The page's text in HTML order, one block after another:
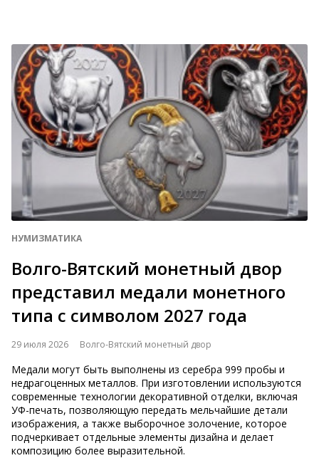
НУМИЗМАТИКА
Волго-Вятский монетный двор
представил медали монетного
типа с символом 2027 года
29 июля 2026 Волго-Вятский монетный двор
Медали могут быть выполнены из серебра 999 пробы и
недрагоценных металлов. При изготовлении используются
современные технологии декоративной отделки, включая
УФ-печать, позволяющую передать мельчайшие детали
изображения, а также выборочное золочение, которое
подчеркивает отдельные элементы дизайна и делает
композицию более выразительной.